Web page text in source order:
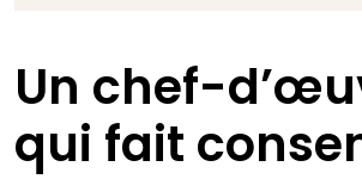
Un chef-
qui fait